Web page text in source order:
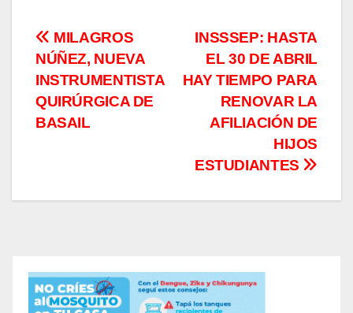
Navegación
de
entradas
INSSSEP: HASTA
EL 30 DE ABRIL
HAY TIEMPO PARA
RENOVAR LA
AFILIACIÓN DE
HIJOS
ESTUDIANTES
MILAGROS
NÚÑEZ, NUEVA
INSTRUMENTISTA
QUIRÚRGICA DE
BASAIL